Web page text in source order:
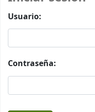
Usuario:
Contraseña: